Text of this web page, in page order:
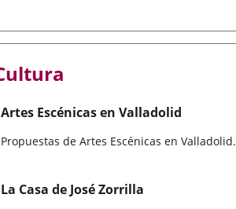
Artes Escénicas en Valladolid
Propuestas de Artes Escénicas en Valladolid.
La Casa de José Zorrilla